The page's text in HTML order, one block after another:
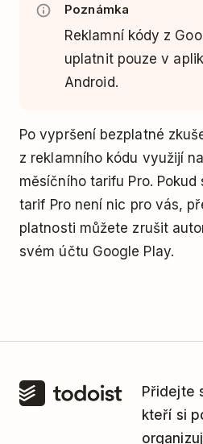
Poznámka
Reklamní kódy z
uplatnit pouze v
Android.
Po vypršení bezplatné
z reklamního kódu využijí
měsíčního tarifu Pro.
tarif Pro není nic pro vás,
platnosti můžete zrušit
svém účtu Google Play.
Přidejte
kteří si